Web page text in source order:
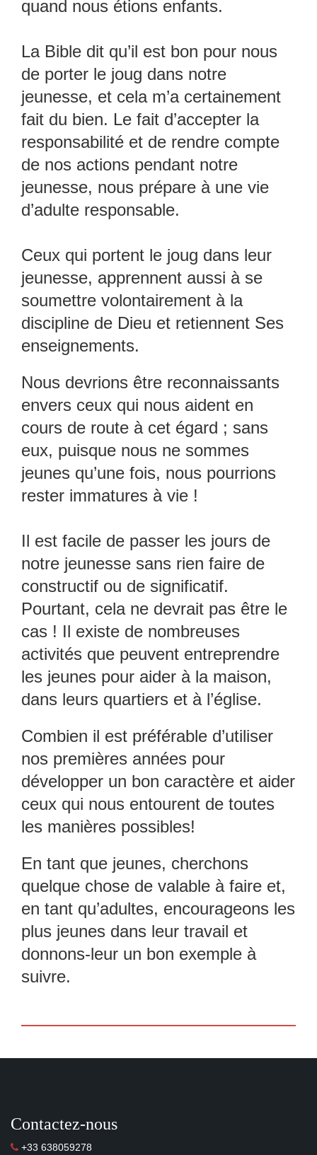
quand nous étions enfants.
La Bible dit qu’il est bon pour nous
de porter le joug dans notre
jeunesse, et cela m’a certainement
fait du bien. Le fait d’accepter la
responsabilité et de rendre compte
de nos actions pendant notre
jeunesse, nous prépare à une vie
d’adulte responsable.
Ceux qui portent le joug dans leur
jeunesse, apprennent aussi à se
soumettre volontairement à la
discipline de Dieu et retiennent Ses
enseignements.
Nous devrions être reconnaissants
envers ceux qui nous aident en
cours de route à cet égard ; sans
eux, puisque nous ne sommes
jeunes qu’une fois, nous pourrions
rester immatures à vie !
Il est facile de passer les jours de
notre jeunesse sans rien faire de
constructif ou de significatif.
Pourtant, cela ne devrait pas être le
cas ! Il existe de nombreuses
activités que peuvent entreprendre
les jeunes pour aider à la maison,
dans leurs quartiers et à l’église.
Combien il est préférable d’utiliser
nos premières années pour
développer un bon caractère et aider
ceux qui nous entourent de toutes
les manières possibles!
En tant que jeunes, cherchons
quelque chose de valable à faire et,
en tant qu’adultes, encourageons les
plus jeunes dans leur travail et
donnons-leur un bon exemple à
suivre.
Contactez-nous
+33 638059278